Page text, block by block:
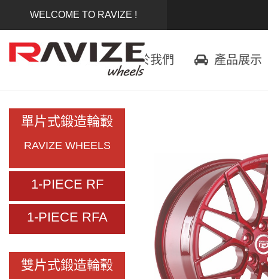
WELCOME TO RAVIZE !
產品展示
關於我們
首頁
單片式鍛造輪轂
RAVIZE WHEELS
1-PIECE RF
1-PIECE RFA
雙片式鍛造輪轂